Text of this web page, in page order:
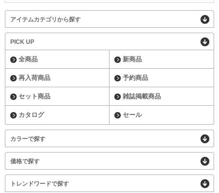
アイテムカテゴリから探す
PICK UP
全商品 新商品
再入荷商品 予約商品
セット商品 雑誌掲載商品
カタログ セール
カラーで探す
価格で探す
トレンドワードで探す